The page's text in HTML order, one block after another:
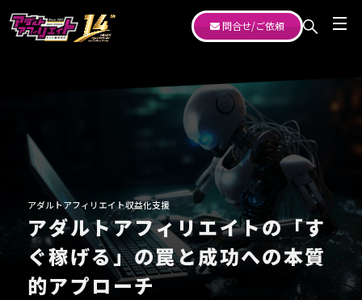
問合せ/ご依頼
アダルトアフィリエイト収益化支援
アダルトアフィリエイトの「す
ぐ稼げる」の罠と成功への本質
的アプローチ